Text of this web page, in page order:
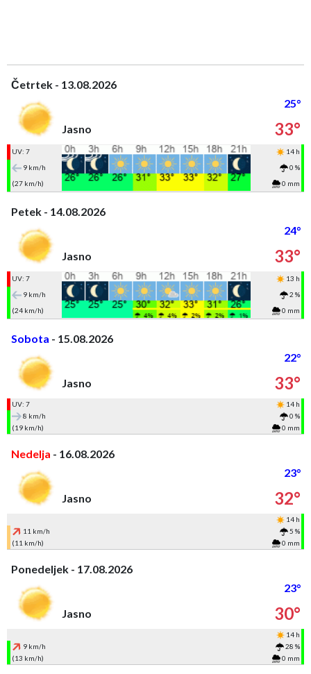
Četrtek - 13.08.2026
25°
Jasno
33°
UV: 7
14 h
9 km/h
0 %
(27 km/h)
0 mm
Petek - 14.08.2026
24°
Jasno
33°
UV: 7
13 h
9 km/h
2 %
(24 km/h)
0 mm
Sobota - 15.08.2026
22°
Jasno
33°
UV: 7
14 h
8 km/h
0 %
(19 km/h)
0 mm
Nedelja - 16.08.2026
23°
Jasno
32°
14 h
11 km/h
5 %
(11 km/h)
0 mm
Ponedeljek - 17.08.2026
23°
Jasno
30°
14 h
9 km/h
28 %
(13 km/h)
0 mm